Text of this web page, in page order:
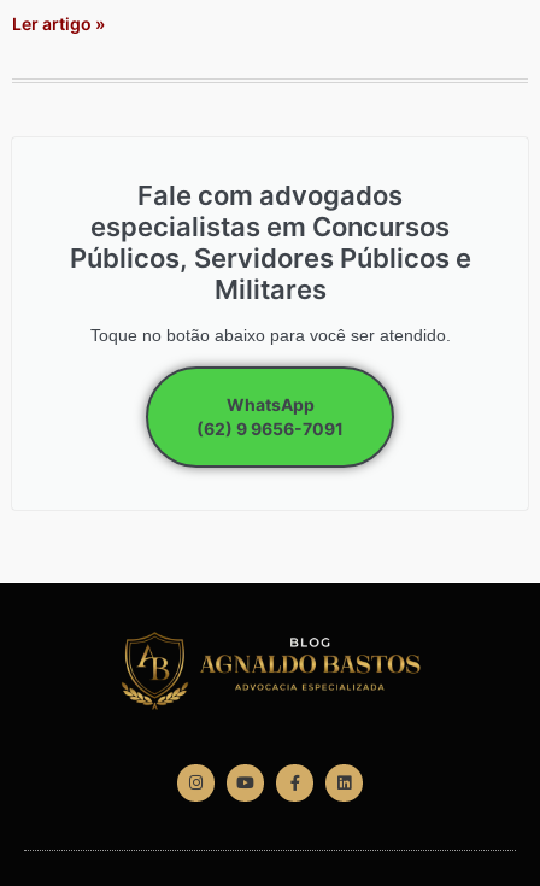
Ler artigo »
Fale com advogados
especialistas em Concursos
Públicos, Servidores Públicos e
Militares
Toque no botão abaixo para você ser atendido.
WhatsApp
(62) 9 9656-7091